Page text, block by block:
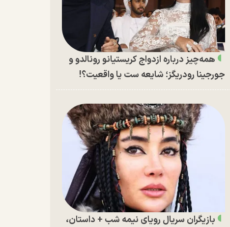
همه‌چیز درباره ازدواج کریستیانو رونالدو و
جورجینا رودریگز؛ شایعه ست یا واقعیت؟!
بازیگران سریال رویای نیمه شب + داستان،